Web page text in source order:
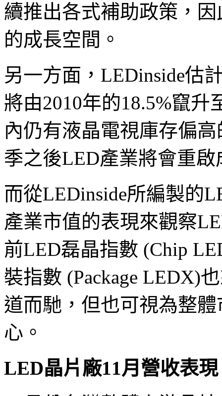
續推出各式補助政策，
的成長空間。
另一方面，LEDinside估
將由2010年的18.5%竄升
內仍有液晶電視庫存偏
季之後LED產業將會重啟
而從LEDinside所編製的
產業市值的表現來觀察
前LED磊晶指數 (Chip
裝指數 (Package LEDX)
道而馳，但也可視為整
心。
LED晶片廠11月營收表現